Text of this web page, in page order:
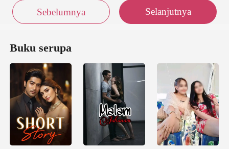
Sebelumnya Selanjutnya
Buku serupa